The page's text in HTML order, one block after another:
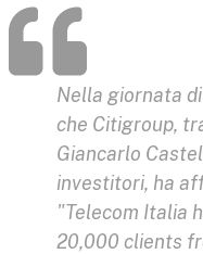
Nella giornata
che Citigroup,
Giancarlo
investitori, ha
"Telecom Italia
20,000 clients